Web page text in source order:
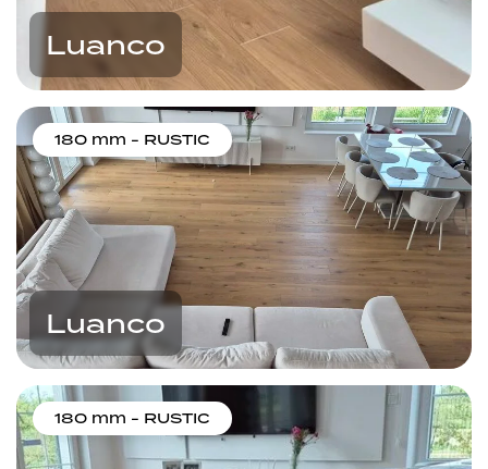
Luanco
180 mm - RUSTIC
Luanco
180 mm - RUSTIC